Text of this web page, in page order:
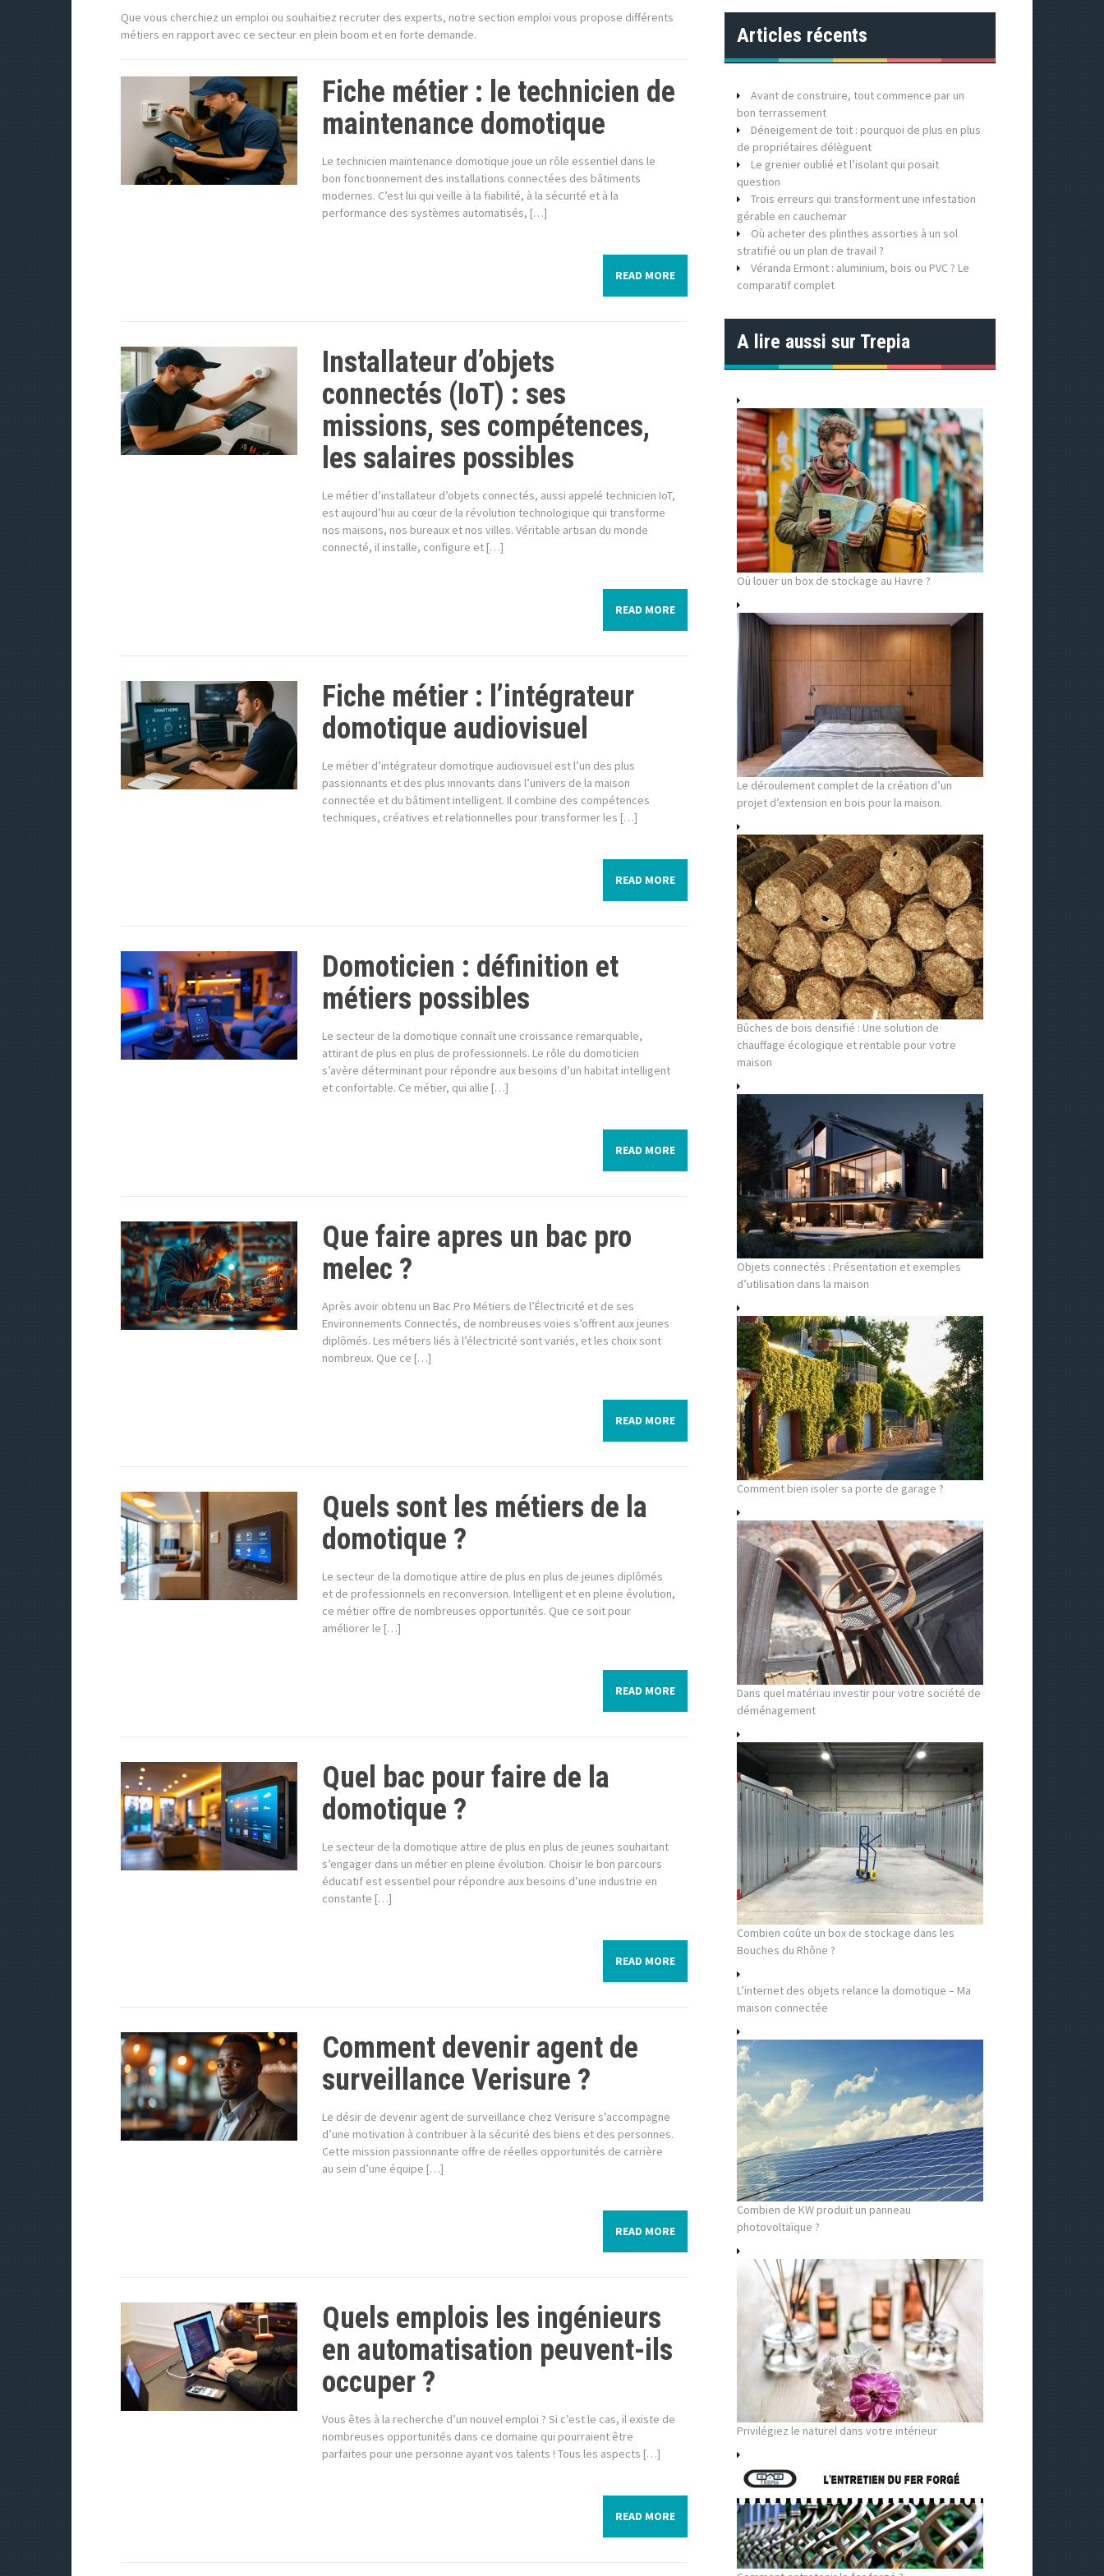
Que vous cherchiez un emploi ou souhaitiez recruter des experts, notre section emploi vous propose différents
métiers en rapport avec ce secteur en plein boom et en forte demande.
Fiche métier : le technicien de
maintenance domotique
Le technicien maintenance domotique joue un rôle essentiel dans le
bon fonctionnement des installations connectées des bâtiments
modernes. C’est lui qui veille à la fiabilité, à la sécurité et à la
performance des systèmes automatisés, […]
READ MORE
Installateur d’objets
connectés (IoT) : ses
missions, ses compétences,
les salaires possibles
Le métier d’installateur d’objets connectés, aussi appelé technicien IoT,
est aujourd’hui au cœur de la révolution technologique qui transforme
nos maisons, nos bureaux et nos villes. Véritable artisan du monde
connecté, il installe, configure et […]
READ MORE
Fiche métier : l’intégrateur
domotique audiovisuel
Le métier d’intégrateur domotique audiovisuel est l’un des plus
passionnants et des plus innovants dans l’univers de la maison
connectée et du bâtiment intelligent. Il combine des compétences
techniques, créatives et relationnelles pour transformer les […]
READ MORE
Domoticien : définition et
métiers possibles
Le secteur de la domotique connaît une croissance remarquable,
attirant de plus en plus de professionnels. Le rôle du domoticien
s’avère déterminant pour répondre aux besoins d’un habitat intelligent
et confortable. Ce métier, qui allie […]
READ MORE
Que faire apres un bac pro
melec ?
Après avoir obtenu un Bac Pro Métiers de l’Électricité et de ses
Environnements Connectés, de nombreuses voies s’offrent aux jeunes
diplômés. Les métiers liés à l’électricité sont variés, et les choix sont
nombreux. Que ce […]
READ MORE
Quels sont les métiers de la
domotique ?
Le secteur de la domotique attire de plus en plus de jeunes diplômés
et de professionnels en reconversion. Intelligent et en pleine évolution,
ce métier offre de nombreuses opportunités. Que ce soit pour
améliorer le […]
READ MORE
Quel bac pour faire de la
domotique ?
Le secteur de la domotique attire de plus en plus de jeunes souhaitant
s’engager dans un métier en pleine évolution. Choisir le bon parcours
éducatif est essentiel pour répondre aux besoins d’une industrie en
constante […]
READ MORE
Comment devenir agent de
surveillance Verisure ?
Le désir de devenir agent de surveillance chez Verisure s’accompagne
d’une motivation à contribuer à la sécurité des biens et des personnes.
Cette mission passionnante offre de réelles opportunités de carrière
au sein d’une équipe […]
READ MORE
Quels emplois les ingénieurs
en automatisation peuvent-ils
occuper ?
Vous êtes à la recherche d’un nouvel emploi ? Si c’est le cas, il existe de
nombreuses opportunités dans ce domaine qui pourraient être
parfaites pour une personne ayant vos talents ! Tous les aspects […]
READ MORE
Articles récents
Avant de construire, tout commence par un
bon terrassement
Déneigement de toit : pourquoi de plus en plus
de propriétaires délèguent
Le grenier oublié et l’isolant qui posait
question
Trois erreurs qui transforment une infestation
gérable en cauchemar
Où acheter des plinthes assorties à un sol
stratifié ou un plan de travail ?
Véranda Ermont : aluminium, bois ou PVC ? Le
comparatif complet
A lire aussi sur Trepia
Où louer un box de stockage au Havre ?
Le déroulement complet de la création d’un
projet d’extension en bois pour la maison.
Bûches de bois densifié : Une solution de
chauffage écologique et rentable pour votre
maison
Objets connectés : Présentation et exemples
d’utilisation dans la maison
Comment bien isoler sa porte de garage ?
Dans quel matériau investir pour votre société de
déménagement
Combien coûte un box de stockage dans les
Bouches du Rhône ?
L’internet des objets relance la domotique – Ma
maison connectée
Combien de KW produit un panneau
photovoltaïque ?
Privilégiez le naturel dans votre intérieur